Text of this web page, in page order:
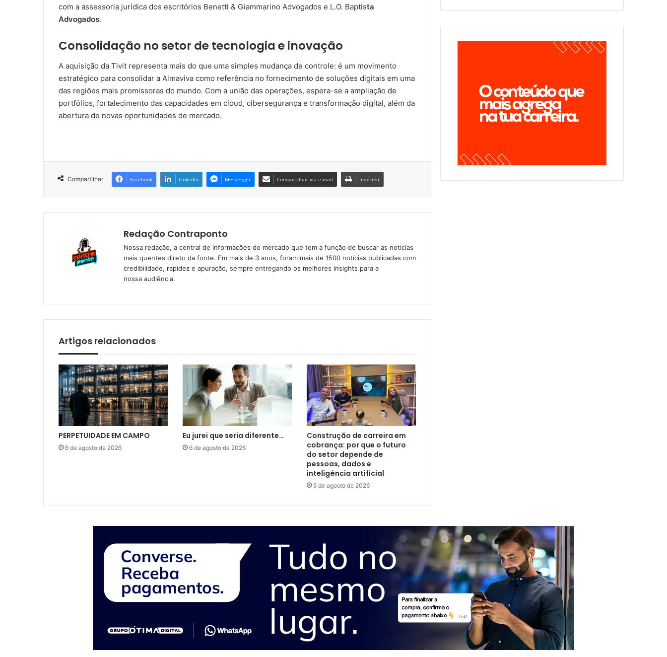
com a assessoria jurídica dos escritórios Benetti & Giammarino Advogados e L.O. Baptista
Advogados.
Consolidação no setor de tecnologia e inovação
A aquisição da Tivit representa mais do que uma simples mudança de controle: é um movimento
estratégico para consolidar a Almaviva como referência no fornecimento de soluções digitais em uma
das regiões mais promissoras do mundo. Com a união das operações, espera-se a ampliação de
portfólios, fortalecimento das capacidades em cloud, cibersegurança e transformação digital, além da
abertura de novas oportunidades de mercado.
Compartilhar Facebook Linkedin Messenger Compartilhar via e-mail Imprimir
Redação Contraponto
Nossa redação, a central de informações do mercado que tem a função de buscar as notícias
mais quentes direto da fonte. Em mais de 3 anos, foram mais de 1500 notícias publicadas com
credibilidade, rapidez e apuração, sempre entregando os melhores insights para a
nossa audiência.
Artigos relacionados
PERPETUIDADE EM CAMPO
6 de agosto de 2026
Eu jurei que seria diferente…
6 de agosto de 2026
Construção de carreira em
cobrança: por que o futuro
do setor depende de
pessoas, dados e
inteligência artificial
5 de agosto de 2026